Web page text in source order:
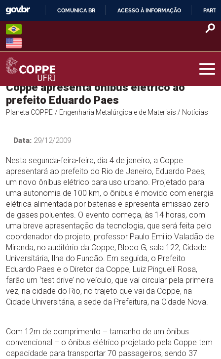
Skip
content
O
COMUNICA BR ACESSO À INFORMAÇÃO
COPPE – UFRJ
Coppe apresenta ônibus elétrico ao
prefeito Eduardo Paes
Planeta COPPE / Engenharia Metalúrgica e de Materiais / Notícias
Data: 29/12/2009
Nesta segunda-feira-feira, dia 4 de janeiro, a Coppe
apresentará ao prefeito do Rio de Janeiro, Eduardo Paes,
um novo ônibus elétrico para uso urbano. Projetado para
uma autonomia de 100 km, o ônibus é movido com energia
elétrica alimentada por baterias e apresenta emissão zero
de gases poluentes. O evento começa, às 14 horas, com
uma breve apresentação da tecnologia, que será feita pelo
coordenador do projeto, professor Paulo Emilio Valadão de
Miranda, no auditório da Coppe, Bloco G, sala 122, Cidade
Universitária, Ilha do Fundão. Em seguida, o Prefeito
Eduardo Paes e o Diretor da Coppe, Luiz Pinguelli Rosa,
farão um ‘test drive’ no veículo, que vai circular pela primeira
vez, na cidade do Rio, no trajeto que vai da Coppe, na
Cidade Universitária, a sede da Prefeitura, na Cidade Nova.
Com 12m de comprimento – tamanho de um ônibus
convencional – o ônibus elétrico projetado pela Coppe tem
capacidade para transportar 70 passageiros, sendo 37